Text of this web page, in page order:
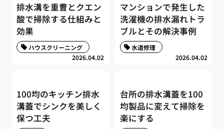
排水溝を重曹とクエン
酸で掃除する仕組みと
効果
2026.04.02
ハウスクリーニング
マンションで発生した
洗濯機の排水漏れトラ
ブルとその解決事例
2026.04.02
水道修理
100均のキッチン排水
溝蓋でシンクを美しく
保つ工夫
台所の排水溝蓋を100
均製品に変えて掃除を
楽にする